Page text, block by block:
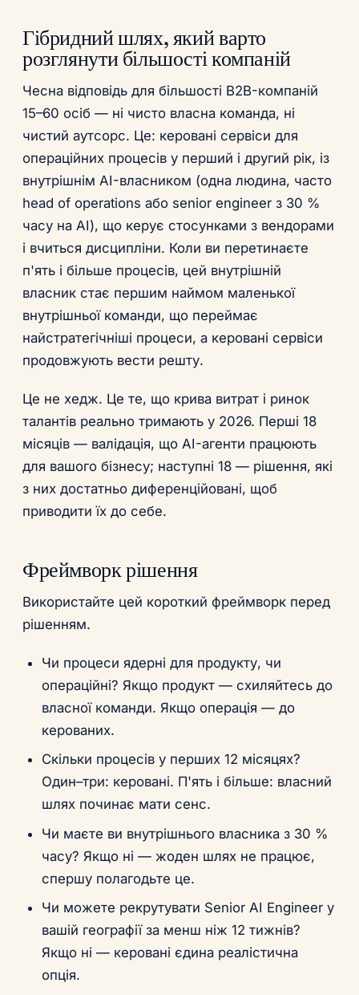
Гібридний шлях, який варто
розглянути більшості компаній
Чесна відповідь для більшості B2B-компаній
15–60 осіб — ні чисто власна команда, ні
чистий аутсорс. Це: керовані сервіси для
операційних процесів у перший і другий рік, із
внутрішнім AI-власником (одна людина, часто
head of operations або senior engineer з 30 %
часу на AI), що керує стосунками з вендорами
і вчиться дисципліни. Коли ви перетинаєте
п'ять і більше процесів, цей внутрішній
власник стає першим наймом маленької
внутрішньої команди, що переймає
найстратегічніші процеси, а керовані сервіси
продовжують вести решту.
Це не хедж. Це те, що крива витрат і ринок
талантів реально тримають у 2026. Перші 18
місяців — валідація, що AI-агенти працюють
для вашого бізнесу; наступні 18 — рішення, які
з них достатньо диференційовані, щоб
приводити їх до себе.
Фреймворк рішення
Використайте цей короткий фреймворк перед
рішенням.
Чи процеси ядерні для продукту, чи
операційні? Якщо продукт — схиляйтесь до
власної команди. Якщо операція — до
керованих.
Скільки процесів у перших 12 місяцях?
Один–три: керовані. П'ять і більше: власний
шлях починає мати сенс.
Чи маєте ви внутрішнього власника з 30 %
часу? Якщо ні — жоден шлях не працює,
спершу полагодьте це.
Чи можете рекрутувати Senior AI Engineer у
вашій географії за менш ніж 12 тижнів?
Якщо ні — керовані єдина реалістична
опція.